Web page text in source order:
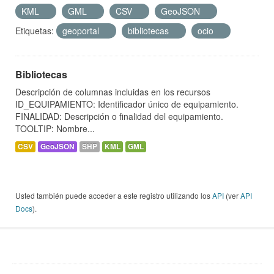
KML GML CSV
GeoJSON
Etiquetas:
geoportal bibliotecas ocio
Bibliotecas
Descripción de columnas incluidas en los recursos
ID_EQUIPAMIENTO: Identificador único de equipamiento.
FINALIDAD: Descripción o finalidad del equipamiento.
TOOLTIP: Nombre...
CSV GeoJSON SHP KML GML
Usted también puede acceder a este registro utilizando losAPI (verAPI
Docs).